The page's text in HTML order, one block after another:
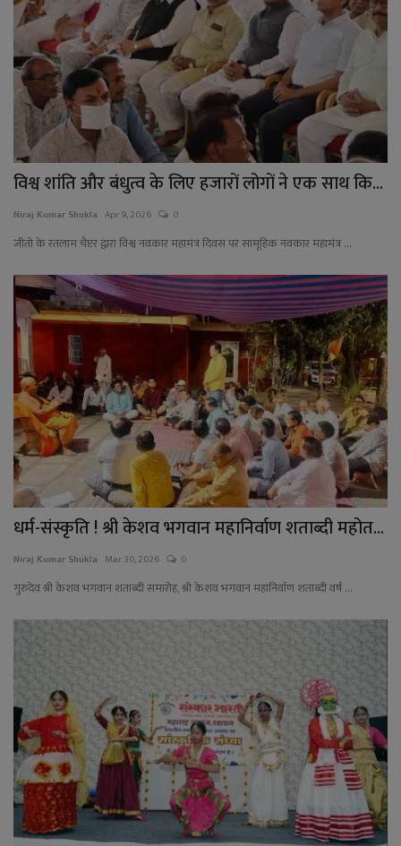
विश्व शांति और बंधुत्व के लिए हजारों लोगों ने एक साथ कि...
Niraj Kumar Shukla Apr 9, 2026 0
जीतो के रतलाम चैप्टर द्वारा विश्व नवकार महामंत्र दिवस पर सामूहिक नवकार महामंत्र ...
धर्म-संस्कृति ! श्री केशव भगवान महानिर्वाण शताब्दी महोत...
Niraj Kumar Shukla Mar 30, 2026 0
गुरुदेव श्री केशव भगवान शताब्दी समारोह, श्री केशव भगवान महानिर्वाण शताब्दी वर्ष ...